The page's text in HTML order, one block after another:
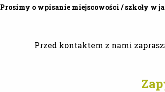
​Prosimy o wpisanie miejscowości / szkoły w
Przed kontaktem z nami